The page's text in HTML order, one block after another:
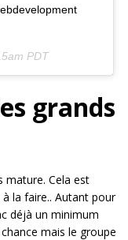
PDT
grands
mature. Cela est
la faire.. Autant pour
déjà un minimum
mais le groupe